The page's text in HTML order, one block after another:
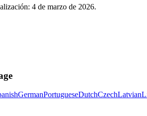
4 de marzo de 2026.
GermanPortugueseDutchCzechLatvian